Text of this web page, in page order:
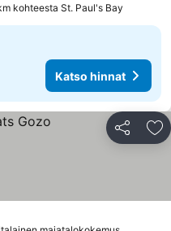
kohteesta St. Paul's Bay
Katso hinnat
Jaa